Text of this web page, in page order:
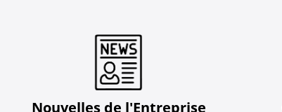
Nouvelles de l'Entreprise